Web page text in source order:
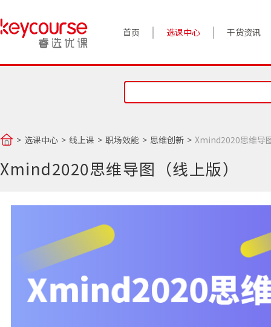
首页 选课中心 干货资讯
案例实践
对话高管
选课中心 线上课 职场效能 思维创新 Xmind2020思维导
Xmind2020思维导图（线上版）